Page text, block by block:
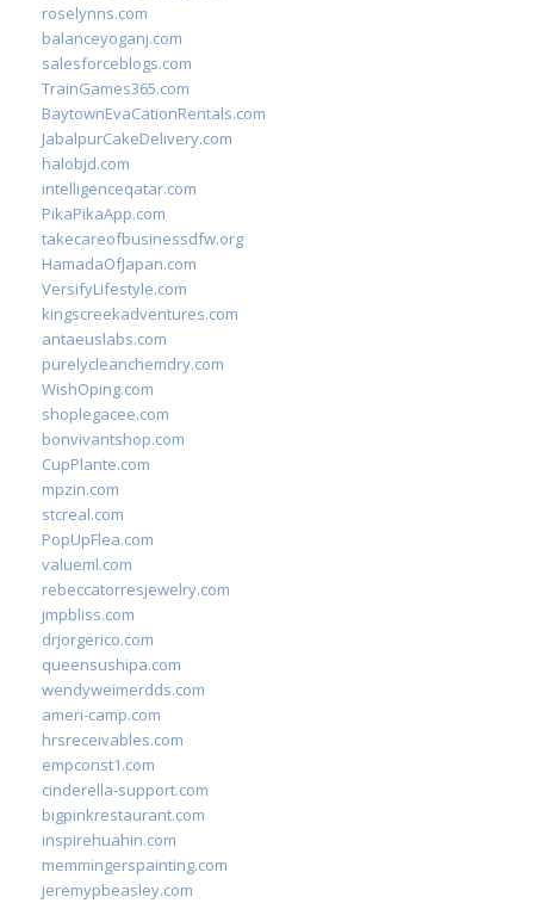
roselynns.com
balanceyoganj.com
salesforceblogs.com
TrainGames365.com
BaytownEvaCationRentals.com
JabalpurCakeDelivery.com
halobjd.com
intelligenceqatar.com
PikaPikaApp.com
takecareofbusinessdfw.org
HamadaOfJapan.com
VersifyLifestyle.com
kingscreekadventures.com
antaeuslabs.com
purelycleanchemdry.com
WishOping.com
shoplegacee.com
bonvivantshop.com
CupPlante.com
mpzin.com
stcreal.com
PopUpFlea.com
valueml.com
rebeccatorresjewelry.com
jmpbliss.com
drjorgerico.com
queensushipa.com
wendyweimerdds.com
ameri-camp.com
hrsreceivables.com
empconst1.com
cinderella-support.com
bigpinkrestaurant.com
inspirehuahin.com
memmingerspainting.com
jeremypbeasley.com